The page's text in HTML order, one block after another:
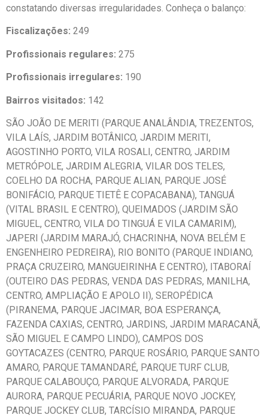
constatando diversas irregularidades. Conheça o balanço:
Fiscalizações: 249
Profissionais regulares: 275
Profissionais irregulares: 190
Bairros visitados: 142
SÃO JOÃO DE MERITI (PARQUE ANALÂNDIA, TREZENTOS,
VILA LAÍS, JARDIM BOTÂNICO, JARDIM MERITI,
AGOSTINHO PORTO, VILA ROSALI, CENTRO, JARDIM
METRÓPOLE, JARDIM ALEGRIA, VILAR DOS TELES,
COELHO DA ROCHA, PARQUE ALIAN, PARQUE JOSÉ
BONIFÁCIO, PARQUE TIETÊ E COPACABANA), TANGUÁ
(VITAL BRASIL E CENTRO), QUEIMADOS (JARDIM SÃO
MIGUEL, CENTRO, VILA DO TINGUÁ E VILA CAMARIM),
JAPERI (JARDIM MARAJÓ, CHACRINHA, NOVA BELÉM E
ENGENHEIRO PEDREIRA), RIO BONITO (PARQUE INDIANO,
PRAÇA CRUZEIRO, MANGUEIRINHA E CENTRO), ITABORAÍ
(OUTEIRO DAS PEDRAS, VENDA DAS PEDRAS, MANILHA,
CENTRO, AMPLIAÇÃO E APOLO II), SEROPÉDICA
(PIRANEMA, PARQUE JACIMAR, BOA ESPERANÇA,
FAZENDA CAXIAS, CENTRO, JARDINS, JARDIM MARACANÃ,
SÃO MIGUEL E CAMPO LINDO), CAMPOS DOS
GOYTACAZES (CENTRO, PARQUE ROSÁRIO, PARQUE SANTO
AMARO, PARQUE TAMANDARÉ, PARQUE TURF CLUB,
PARQUE CALABOUÇO, PARQUE ALVORADA, PARQUE
AURORA, PARQUE PECUÁRIA, PARQUE NOVO JOCKEY,
PARQUE JOCKEY CLUB, TARCÍSIO MIRANDA, PARQUE